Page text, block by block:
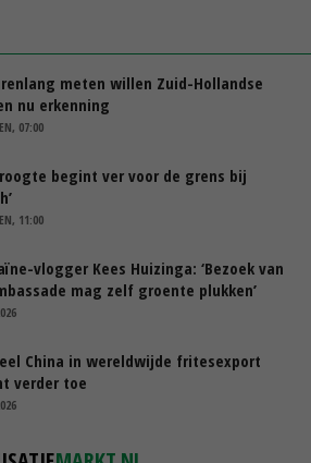
meten willen Zuid-Hollandse
nu erkenning
07:00
begint ver voor de grens bij
11:00
vlogger Kees Huizinga: ‘Bezoek van
mag zelf groente plukken’
China in wereldwijde fritesexport
verder toe